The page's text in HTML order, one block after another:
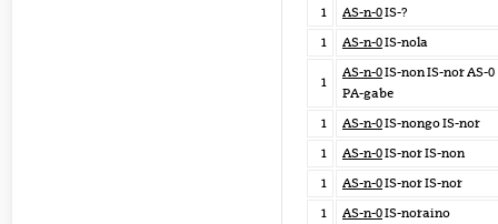
1
AS-n-0IS-?
1
AS-n-0IS-nola
1
AS-n-0IS-non IS-nor AS-0
PA-gabe
1
AS-n-0IS-nongo IS-nor
1
AS-n-0IS-nor IS-non
1
AS-n-0IS-nor IS-nor
1
AS-n-0IS-noraino